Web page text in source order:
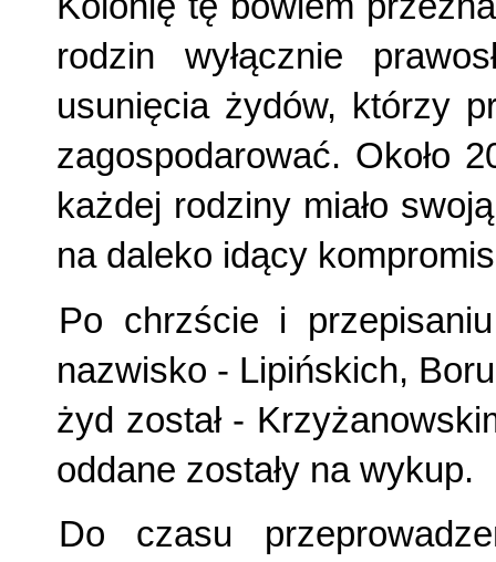
rodzin wyłącznie
usunięcia żydów, którzy
zagospodarować. Około
każdej rodziny miało
na daleko idący
Po chrzście i
nazwisko - Lipińskich,
żyd został -
od­dane zostały na wykup.
Do czasu